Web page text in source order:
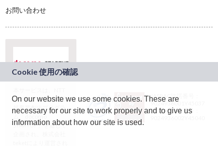
お問い合わせ
ドコモグループの新
規事業創出プログラ
ム「docomo
STARTUP」を通じて
JASRAC許諾番号：
9024936001Y45037
JASRAC許諾番号：
On our website we use some cookies. These are
necessary for our site to work properly and to give us
information about how our site is used.